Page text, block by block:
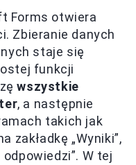
Forms otwiera
Zbieranie danych
staje się
funkcji
wszystkie
, a następnie
takich jak
zakładkę „Wyniki”,
W tej